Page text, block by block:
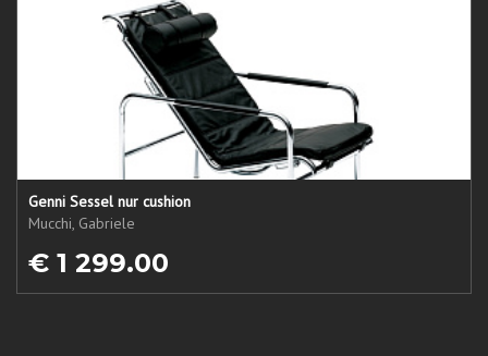
Genni Sessel nur cushion
Mucchi, Gabriele
€ 1 299.00